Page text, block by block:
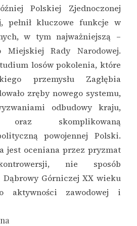
Polskiej Zjednoczonej
pełnił kluczowe funkcje w
w tym najważniejszą –
Miejskiej Rady Narodowej.
losów pokolenia, które
przemysłu Zagłębia
zręby nowego systemu,
odbudowy kraju,
oraz skomplikowaną
powojennej Polski.
jest oceniana przez pryzmat
nie sposób
Górniczej XX wieku
aktywności zawodowej i